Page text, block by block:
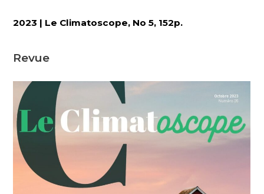
2023 | Le Climatoscope, No 5, 152p.
Revue